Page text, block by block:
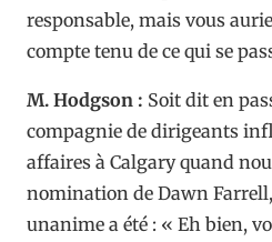
responsable, mais vous
compte tenu de ce qui se
M. Hodgson : Soit dit en
compagnie de dirigeants
affaires à Calgary quand
nomination de Dawn
unanime a été : « Eh bien,